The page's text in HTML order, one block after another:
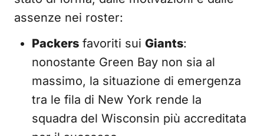
assenze nei roster:
Packers favoriti sui Giants:
nonostante Green Bay non sia al
massimo, la situazione di emergenza
tra le fila di New York rende la
squadra del Wisconsin più accreditata